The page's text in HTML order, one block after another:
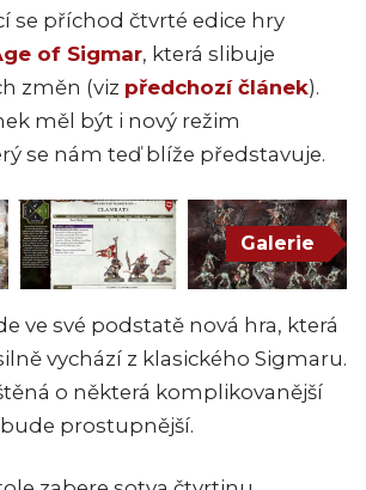
se příchod čtvrté edice hry
of Sigmar, která slibuje
změn (viz předchozí článek).
měl být i nový režim
se nám teď blíže představuje.
Galerie
ve své podstatě nová hra, která
vychází z klasického Sigmaru.
o některá komplikovanější
prostupnější.